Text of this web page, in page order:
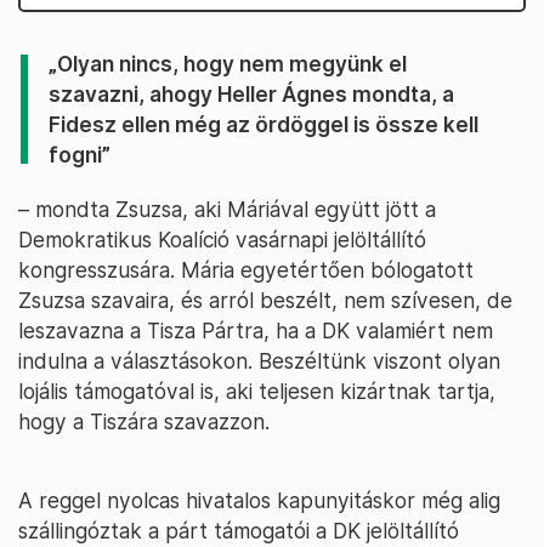
„Olyan nincs, hogy nem megyünk el
szavazni, ahogy Heller Ágnes mondta, a
Fidesz ellen még az ördöggel is össze kell
fogni”
– mondta Zsuzsa, aki Máriával együtt jött a
Demokratikus Koalíció vasárnapi jelöltállító
kongresszusára. Mária egyetértően bólogatott
Zsuzsa szavaira, és arról beszélt, nem szívesen, de
leszavazna a Tisza Pártra, ha a DK valamiért nem
indulna a választásokon. Beszéltünk viszont olyan
lojális támogatóval is, aki teljesen kizártnak tartja,
hogy a Tiszára szavazzon.
A reggel nyolcas hivatalos kapunyitáskor még alig
szállingóztak a párt támogatói a DK jelöltállító